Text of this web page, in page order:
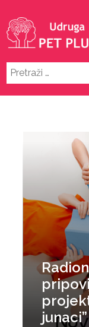
Pretraži:
junaci”